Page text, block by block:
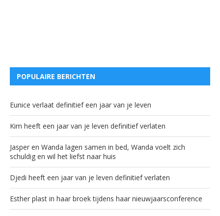
POPULAIRE BERICHTEN
Eunice verlaat definitief een jaar van je leven
Kim heeft een jaar van je leven definitief verlaten
Jasper en Wanda lagen samen in bed, Wanda voelt zich
schuldig en wil het liefst naar huis
Djedi heeft een jaar van je leven definitief verlaten
Esther plast in haar broek tijdens haar nieuwjaarsconference